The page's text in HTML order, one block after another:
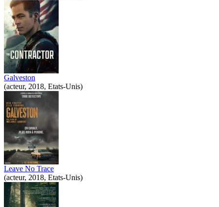
Galveston
(acteur, 2018, Etats-Unis)
Leave No Trace
(acteur, 2018, Etats-Unis)